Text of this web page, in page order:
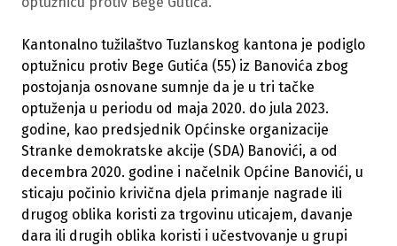
Kantonalno tužilaštvo Tuzlanskog kantona je podiglo
optužnicu protiv Bege Gutića (55) iz Banovića zbog
postojanja osnovane sumnje da je u tri tačke
optuženja u periodu od maja 2020. do jula 2023.
godine, kao predsjednik Općinske organizacije
Stranke demokratske akcije (SDA) Banovići, a od
decembra 2020. godine i načelnik Općine Banovići, u
sticaju počinio krivična djela primanje nagrade ili
drugog oblika koristi za trgovinu uticajem, davanje
dara ili drugih oblika koristi i učestvovanje u grupi